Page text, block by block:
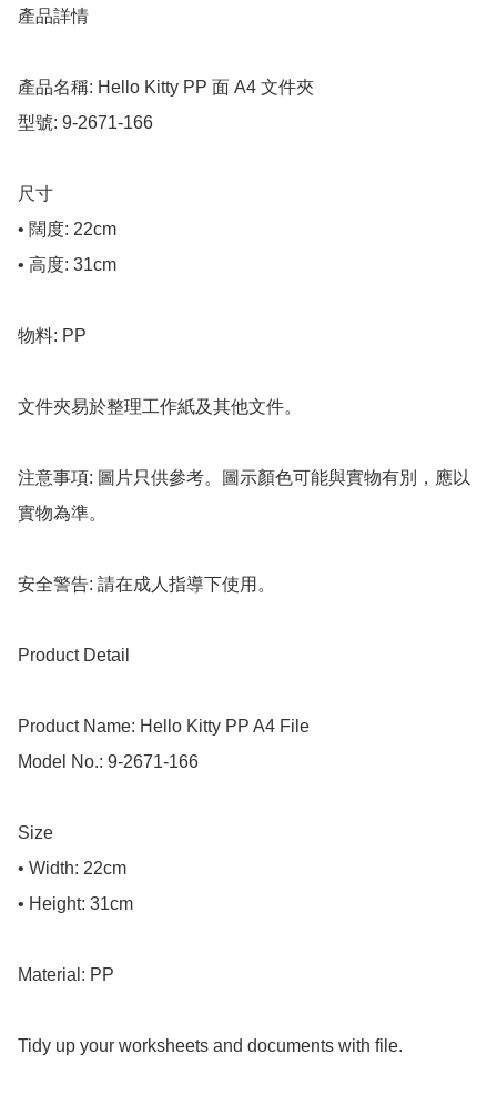
產品詳情
產品名稱: Hello Kitty PP 面 A4 文件夾
型號: 9-2671-166
尺寸
• 闊度: 22cm
• 高度: 31cm
物料: PP
文件夾易於整理工作紙及其他文件。
注意事項: 圖片只供參考。圖示顏色可能與實物有別，應以
實物為準。
安全警告: 請在成人指導下使用。
Product Detail
Product Name: Hello Kitty PP A4 File
Model No.: 9-2671-166
Size
• Width: 22cm
• Height: 31cm
Material: PP
Tidy up your worksheets and documents with file.